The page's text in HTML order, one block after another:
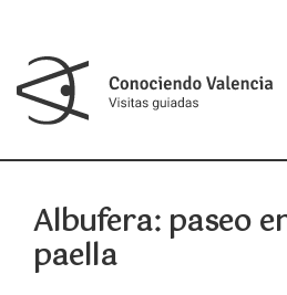
Albufera: paseo
paella